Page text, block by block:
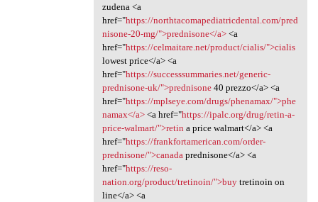
zudena <a
href="https://northtacomapediatricdental.com/pred
nisone-20-mg/">prednisone</a><a
href="https://celmaitare.net/product/cialis/">cialis
lowest price</a> <a
href="https://successsummaries.net/generic-
prednisone-uk/">prednisone40 prezzo</a> <a
href="https://mplseye.com/drugs/phenamax/">phe
namax</a><a href="https://ipalc.org/drug/retin-a-
price-walmart/">retin a price walmart</a> <a
href="https://frankfortamerican.com/order-
prednisone/">canadaprednisone</a> <a
href="https://reso-
nation.org/product/tretinoin/">buytretinoin on
line</a> <a